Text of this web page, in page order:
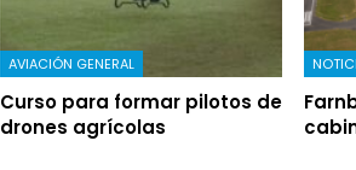
AVIACIÓN GENERAL
Curso para formar pilotos de
drones agrícolas